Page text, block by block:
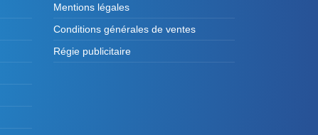
Mentions légales
Conditions générales de ventes
Régie publicitaire